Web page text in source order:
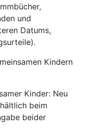
und
Datums,
Kindern
Kinder: Neu
beim
beider